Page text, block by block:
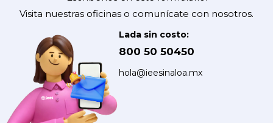
Visita nuestras oficinas o comunícate con nosotros.
Lada sin costo:
800 50 50450
hola@ieesinaloa.mx